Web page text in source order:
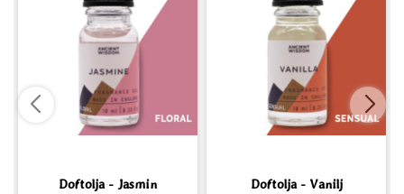
Doftolja - Jasmin Doftolja - Vanilj